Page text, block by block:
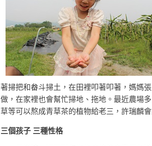
著掃把和畚斗掃土，在田裡叩著叩著，媽媽
做，在家裡也會幫忙掃地、拖地。最近農場
草等可以熬成青草茶的植物給老三，許瑞麟
三個孩子 三種性格